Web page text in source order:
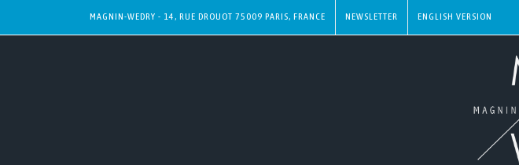
MAGNIN-WEDRY - 14, RUE DROUOT 75009 PARIS, FRANCE NEWSLETTER